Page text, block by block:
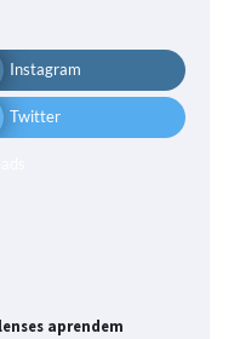
Instagram
Twitter
aprendem